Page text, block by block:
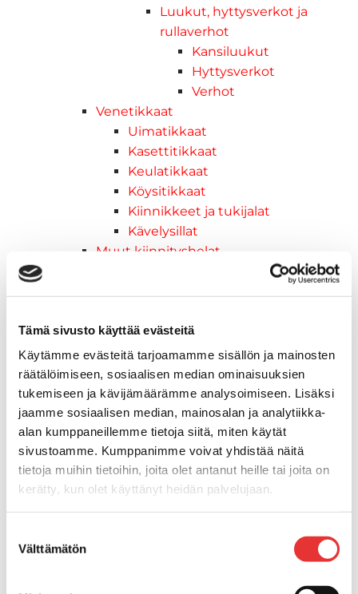
Tämä sivusto käyttää evästeitä
Käytämme evästeitä tarjoamamme sisällön ja mainosten
räätälöimiseen, sosiaalisen median ominaisuuksien
tukemiseen ja kävijämäärämme analysoimiseen. Lisäksi
jaamme sosiaalisen median, mainosalan ja analytiikka-
alan kumppaneillemme tietoja siitä, miten käytät
sivustoamme. Kumppanimme voivat yhdistää näitä
tietoja muihin tietoihin, joita olet antanut heille tai joita on
kerätty, kun olet käyttänyt heidän palvelujaan.
valinta
Välttämätön
Luukut, hyttysverkot ja
rullaverhot
Kansiluukut
Hyttysverkot
Verhot
Venetikkaat
Uimatikkaat
Kasettitikkaat
Keulatikkaat
Köysitikkaat
Kiinnikkeet ja tukijalat
Kävelysillat
Muut kiinnityshelat
Tuulilasin kiinnike
Reuna-, köli-, törmäyslistat ja kansikate
Törmäyslista
Kansikate
Reuna- ja ikkunalistat
Alumiinilistat
Kävelysillat ja Taavetit
Kiinnitysvarret
SUP-laudan telineet
Kuljetusrampit
Kuljetusramppien tarvikkeet